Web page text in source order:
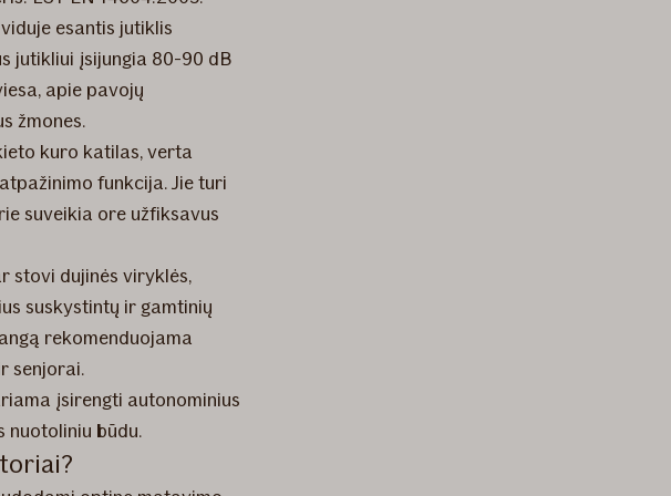
esantis jutiklis
jutikliui įsijungia 80-90 dB
apie pavojų
žmones.
kuro katilas, verta
funkcija. Jie turi
suveikia ore užfiksavus
stovi dujinės viryklės,
suskystintų ir gamtinių
rekomenduojama
senjorai.
įsirengti autonominius
nuotoliniu būdu.